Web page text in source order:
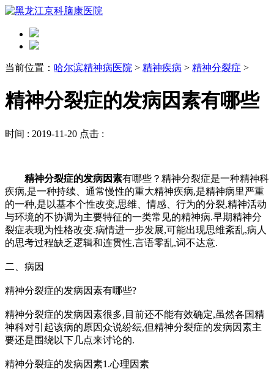
当前位置： 哈尔滨精神病医院 > 精神疾病 > 精神分裂症 >
精神分裂症的发病因素有哪些
时间 : 2019-11-20 点击 :
精神分裂症的发病因素有哪些？精神分裂症是一种精神科
疾病,是一种持续、通常慢性的重大精神疾病,是精神病里严重
的一种,是以基本个性改变,思维、情感、行为的分裂,精神活动
与环境的不协调为主要特征的一类常见的精神病.早期精神分
裂症表现为性格改变.病情进一步发展,可能出现思维紊乱,病人
的思考过程缺乏逻辑和连贯性,言语零乱,词不达意.
二、病因
精神分裂症的发病因素有哪些?
精神分裂症的发病因素很多,目前还不能有效确定,虽然各国精
神科对引起该病的原因众说纷纭,但精神分裂症的发病因素主
要还是围绕以下几点来讨论的.
精神分裂症的发病因素1.心理因素